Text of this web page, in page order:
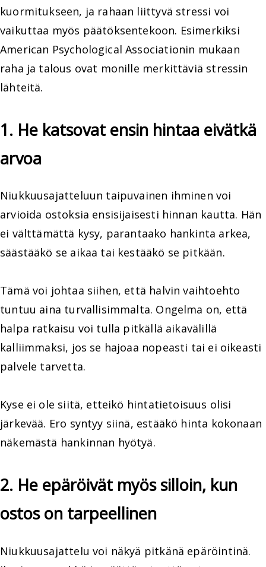
kuormitukseen, ja rahaan liittyvä stressi voi
vaikuttaa myös päätöksentekoon. Esimerkiksi
American Psychological Associationin mukaan
raha ja talous ovat monille merkittäviä stressin
lähteitä.
1. He katsovat ensin hintaa eivätkä
arvoa
Niukkuusajatteluun taipuvainen ihminen voi
arvioida ostoksia ensisijaisesti hinnan kautta. Hän
ei välttämättä kysy, parantaako hankinta arkea,
säästääkö se aikaa tai kestääkö se pitkään.
Tämä voi johtaa siihen, että halvin vaihtoehto
tuntuu aina turvallisimmalta. Ongelma on, että
halpa ratkaisu voi tulla pitkällä aikavälillä
kalliimmaksi, jos se hajoaa nopeasti tai ei oikeasti
palvele tarvetta.
Kyse ei ole siitä, etteikö hintatietoisuus olisi
järkevää. Ero syntyy siinä, estääkö hinta kokonaan
näkemästä hankinnan hyötyä.
2. He epäröivät myös silloin, kun
ostos on tarpeellinen
Niukkuusajattelu voi näkyä pitkänä epäröintinä.